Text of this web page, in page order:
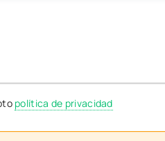
política de privacidad